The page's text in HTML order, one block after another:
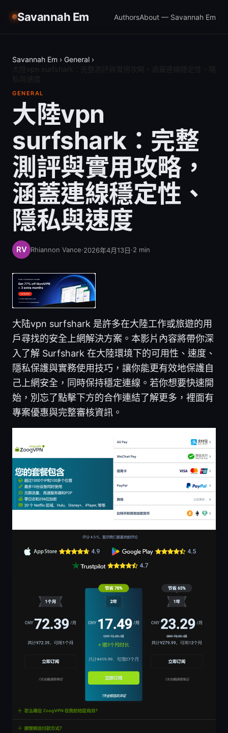
Savannah Em AuthorsAbout — Savannah Em
Savannah Em › General ›
GENERAL
大陸vpn
surfshark：完整
測評與實用攻略，
涵蓋連線穩定性、
隱私與速度
Rhiannon Vance·2026年4月13日·2 min
大陆vpn surfshark 是許多在大陸工作或旅遊的用
戶尋找的安全上網解決方案。本影片內容將帶你深
入了解 Surfshark 在大陸環境下的可用性、速度、
隱私保護與實務使用技巧，讓你能更有效地保護自
己上網安全，同時保持穩定連線。若你想要快速開
始，別忘了點擊下方的合作連結了解更多，裡面有
專案優惠與完整審核資訊。